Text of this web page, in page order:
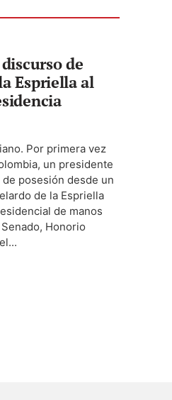
de
Espriella al
Por primera vez
un presidente
posesión desde un
de la Espriella
de manos
Honorio